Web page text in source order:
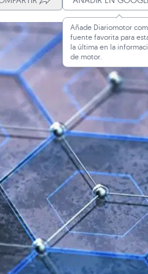
Añade Diariomotor
fuente favorita para
la última en la
de motor.